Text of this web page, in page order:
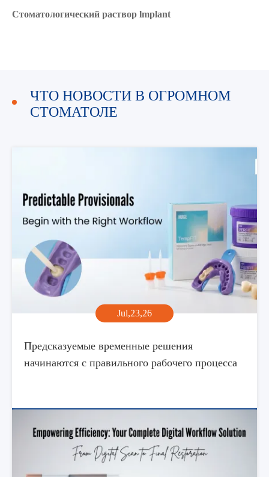
Стоматологический раствор lmplant
ЧТО НОВОСТИ В ОГРОМНОМ
СТОМАТОЛЕ
Jul,23,26
Предсказуемые временные решения
начинаются с правильного рабочего процесса